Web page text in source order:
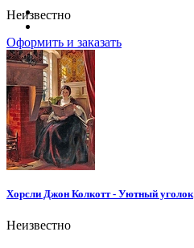
Неизвестно
Оформить и заказать
Хорсли Джон Колкотт - Уютный уголок
Неизвестно